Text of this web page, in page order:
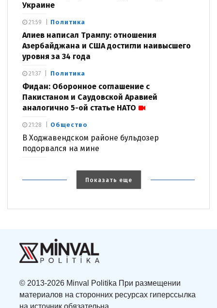
Украине
Политика
Алиев написал Трампу: отношения
Азербайджана и США достигли наивысшего
уровня за 34 года
21:59
Политика
Фидан: Оборонное соглашение с
Пакистаном и Саудовской Аравией
аналогично 5-ой статье НАТО
21:37
Общество
В Ходжавендском районе бульдозер
подорвался на мине
21:28
Показать еще
© 2013-2026 Minval Politika При размещении
материалов на сторонних ресурсах гиперссылка